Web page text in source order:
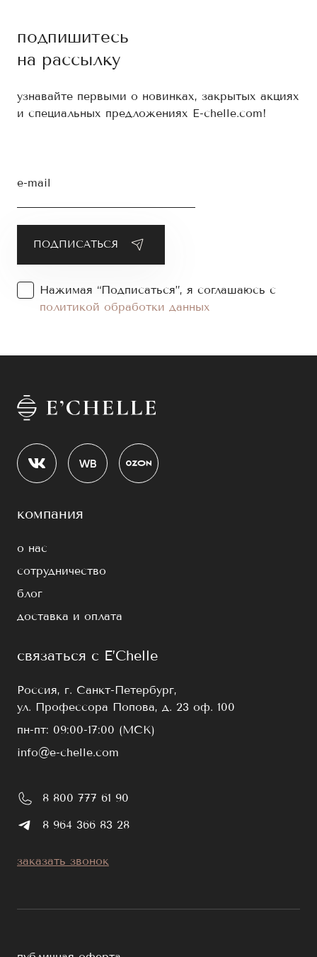
подпишитесь
на рассылку
узнавайте первыми о новинках, закрытых акциях
и специальных предложениях E-chelle.com!
e-mail
Нажимая “Подписаться”, я соглашаюсь с
политикой обработки данных
компания
о нас
сотрудничество
блог
доставка и оплата
связаться с E’Chelle
Россия, г. Санкт-Петербург,
ул. Профессора Попова, д. 23 оф. 100
пн-пт: 09:00-17:00 (МСК)
info@e-chelle.com
8 800 777 61 90
8 964 366 83 28
заказать звонок